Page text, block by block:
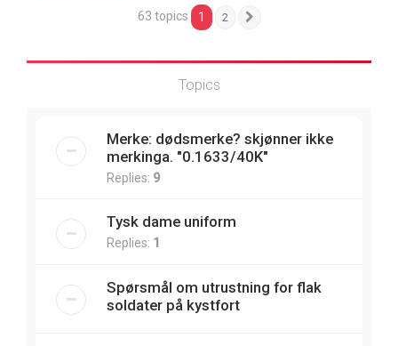
63 topics 1 2
Topics
Merke: dødsmerke? skjønner ikke
merkinga. "0.1633/40K"
Replies: 9
Tysk dame uniform
Replies: 1
Spørsmål om utrustning for flak
soldater på kystfort